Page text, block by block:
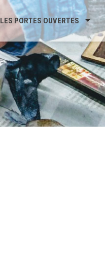
LES PORTES OUVERTES